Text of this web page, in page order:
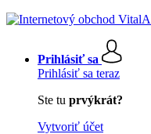
Prihlásiť sa
Prihlásiť sa teraz
Ste tu prvýkrát?
Vytvoriť účet